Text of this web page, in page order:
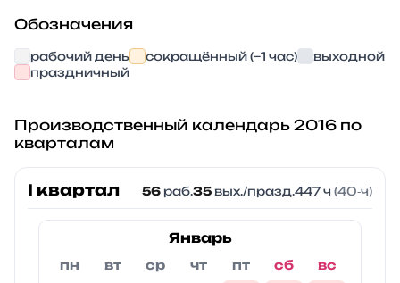
Обозначения
рабочий день сокращённый (−1 час)
выходной
праздничный
Производственный календарь 2016 по
кварталам
I квартал 56 раб.35вых./празд.447 ч (40‑ч)
Январь
пн вт ср чт пт сб
вс